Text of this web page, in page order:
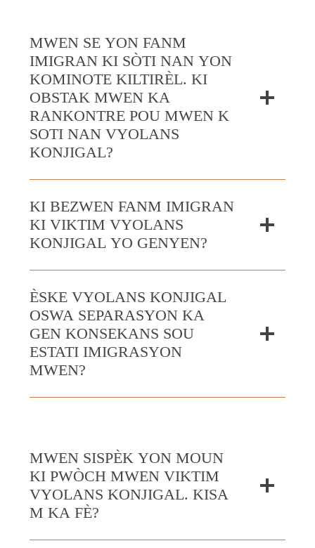
MWEN SE YON FANM
IMIGRAN KI SÒTI NAN YON
KOMINOTE KILTIRÈL. KI
OBSTAK MWEN KA
RANKONTRE POU MWEN K
SOTI NAN VYOLANS
KONJIGAL?
KI BEZWEN FANM IMIGRAN
KI VIKTIM VYOLANS
KONJIGAL YO GENYEN?
ÈSKE VYOLANS KONJIGAL
OSWA SEPARASYON KA
GEN KONSEKANS SOU
ESTATI IMIGRASYON
MWEN?
MWEN SISPÈK YON MOUN
KI PWÒCH MWEN VIKTIM
VYOLANS KONJIGAL. KISA
M KA FÈ?